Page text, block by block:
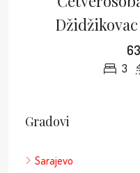
3
Gradovi
Sarajevo